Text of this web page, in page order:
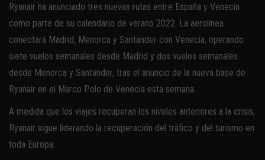
Ryanair ha anunciado tres nuevas rutas entre España y Venecia
como parte de su calendario de verano 2022. La aerolínea
conectará Madrid, Menorca y Santander con Venecia, operando
siete vuelos semanales desde Madrid y dos vuelos semanales
desde Menorca y Santander, tras el anuncio de la nueva base de
Ryanair en el Marco Polo de Venecia esta semana.
A medida que los viajes recuperan los niveles anteriores a la crisis,
Ryanair sigue liderando la recuperación del tráfico y del turismo en
toda Europa.